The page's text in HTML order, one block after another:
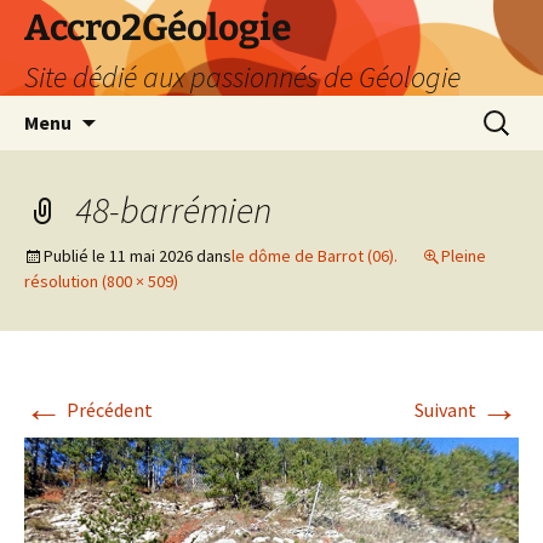
Accro2Géologie
Site dédié aux passionnés de Géologie
Menu
48-barrémien
Publié le 11 mai 2026dansle dôme de Barrot (06).
Pleine
résolution (800 × 509)
← Précédent Suivant →